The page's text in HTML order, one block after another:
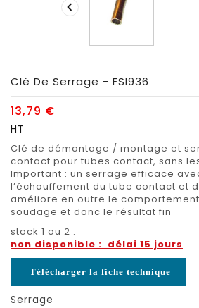

Clé De Serrage - FSI936
13,79 €
HT
Clé de démontage / montage et
contact pour tubes contact, sans
Important : un serrage efficace
l’échauffement du tube contact et
améliore en outre le
soudage et donc le résultat fin
stock 1 ou 2 :
non disponible : délai 15 jours
Télécharger la fiche technique
Serrage